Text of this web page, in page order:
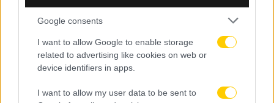
Google consents
I want to allow Google to enable storage
related to advertising like cookies on web or
device identifiers in apps.
I want to allow my user data to be sent to
07.08.2026, 13:50
Αττική: Τρεις συλλήψεις για εισαγωγή 18 κιλών
κάνναβης μέσω του «Ελ. Βενιζέλος»